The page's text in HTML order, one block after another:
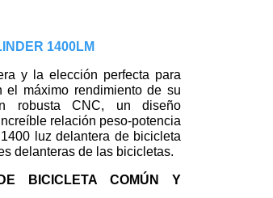
1400LM
y la elección perfecta para
el máximo rendimiento de su
robusta CNC, un diseño
relación peso-potencia
luz delantera de bicicleta
delanteras de las bicicletas.
BICICLETA COMÚN Y